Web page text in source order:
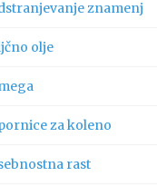
znamenj
olje
za koleno
rast